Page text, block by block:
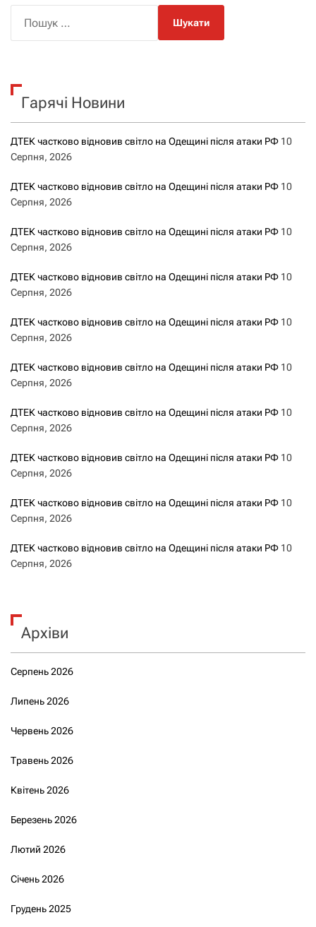
к
Гарячі Новини
ДТЕК частково відновив світло на Одещині після атаки РФ 10
Серпня, 2026
ДТЕК частково відновив світло на Одещині після атаки РФ 10
Серпня, 2026
ДТЕК частково відновив світло на Одещині після атаки РФ 10
Серпня, 2026
ДТЕК частково відновив світло на Одещині після атаки РФ 10
Серпня, 2026
ДТЕК частково відновив світло на Одещині після атаки РФ 10
Серпня, 2026
ДТЕК частково відновив світло на Одещині після атаки РФ 10
Серпня, 2026
ДТЕК частково відновив світло на Одещині після атаки РФ 10
Серпня, 2026
ДТЕК частково відновив світло на Одещині після атаки РФ 10
Серпня, 2026
ДТЕК частково відновив світло на Одещині після атаки РФ 10
Серпня, 2026
ДТЕК частково відновив світло на Одещині після атаки РФ 10
Серпня, 2026
Архіви
Серпень 2026
Липень 2026
Червень 2026
Травень 2026
Квітень 2026
Березень 2026
Лютий 2026
Січень 2026
Грудень 2025